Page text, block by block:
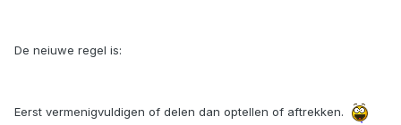
De neiuwe regel is:
Eerst vermenigvuldigen of delen dan optellen of aftrekken.